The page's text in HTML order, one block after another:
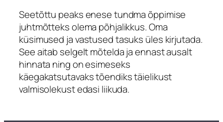
Seetõttu peaks enese tundma õppimise
juhtmõtteks olema põhjalikkus. Oma
küsimused ja vastused tasuks üles kirjutada.
See aitab selgelt mõtelda ja ennast ausalt
hinnata ning on esimeseks
käegakatsutavaks tõendiks täielikust
valmisolekust edasi liikuda.